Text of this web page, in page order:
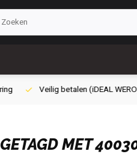
WERO, PayPal, Credit card of
MET